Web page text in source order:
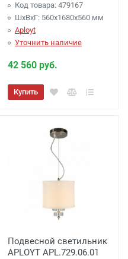
Код товара: 479167
ШхВхГ: 560x1680x560 мм
Aployt
Уточнить наличие
42 560 руб.
Купить
Подвесной светильник
APLOYT APL.729.06.01